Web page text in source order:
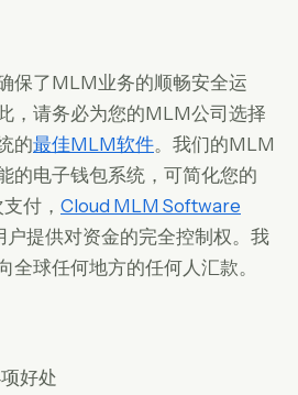
保了MLM业务的顺畅安全运
，请务必为您的MLM公司选择
的最佳MLM软件。我们的MLM
的电子钱包系统，可简化您的
付， Cloud MLM Software
提供对资金的完全控制权。我
全球任何地方的任何人汇款。
项好处